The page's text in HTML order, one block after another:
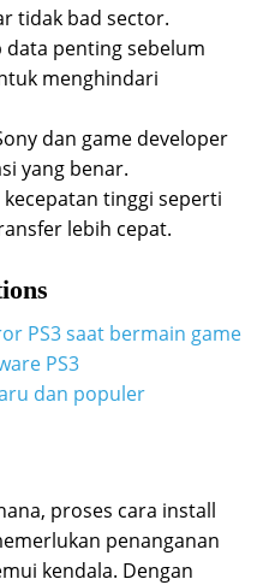
tidak bad sector.
data penting sebelum
menghindari
dan game developer
yang benar.
kecepatan tinggi seperti
lebih cepat.
PS3 saat bermain game
PS3
dan populer
proses cara install
penanganan
kendala. Dengan